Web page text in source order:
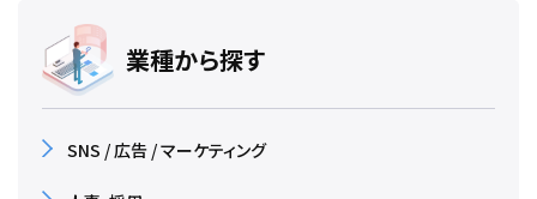
業種から探す
SNS / 広告 / マーケティング